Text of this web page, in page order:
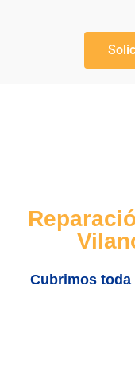
Cubrimos